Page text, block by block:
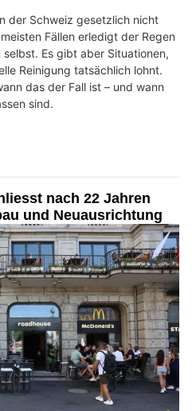
der Schweiz gesetzlich nicht
Fällen erledigt der Regen
Es gibt aber Situationen,
Reinigung tatsächlich lohnt.
das der Fall ist – und wann
sind.
nach 22 Jahren
und Neuausrichtung